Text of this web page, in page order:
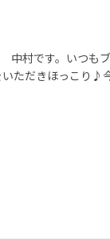
村です。いつも
いただきほっこり